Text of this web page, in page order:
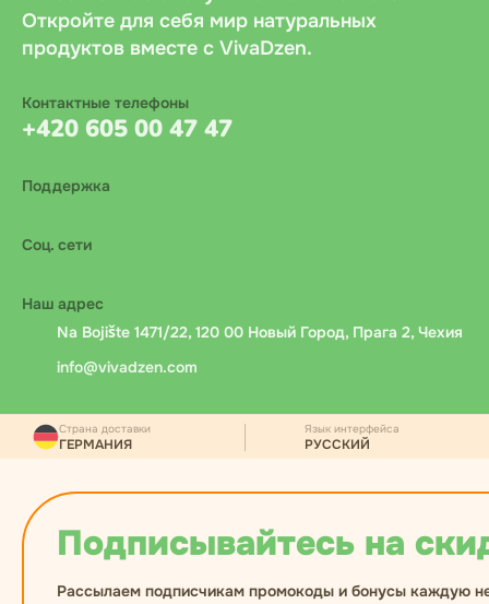
Откройте для себя мир натуральных
продуктов вместе с VivaDzen.
Контактные телефоны
+420 605 00 47 47
Поддержка
Соц. сети
Наш адрес
Na Bojište 1471/22, 120 00 Новый Город, Прага 2, Чехия
info@vivadzen.com
Подписывайтесь на
Рассылаем подписчикам промокоды и бонусы каждую
Страна доставки
ГЕРМАНИЯ
Язык интерфейса
РУССКИЙ